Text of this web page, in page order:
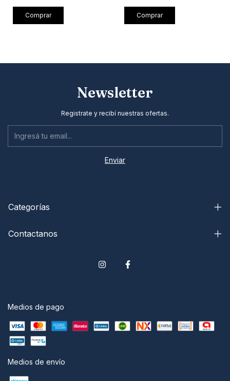
Newsletter
Registrate y recibí nuestras ofertas.
Categorías
Contactanos
Medios de pago
Medios de envío